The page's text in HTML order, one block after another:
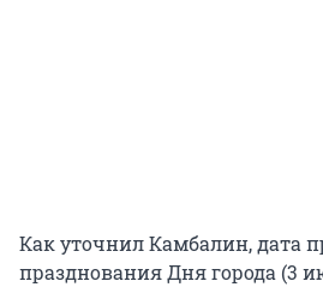
Как уточнил Камбалин, дата
празднования Дня города (3